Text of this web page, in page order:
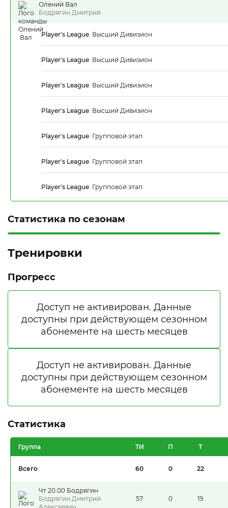
Олений Вал
Бодрягин Дмитрий
Player's League. Высший Дивизион
Player's League. Высший Дивизион
Player's League. Высший Дивизион
Player's League. Высший Дивизион
Player's League. Групповой этап
Player's League. Групповой этап
Player's League. Групповой этап
Статистика по сезонам
Тренировки
Прогресс
Статистика
Группа ТИ П Т
Всего 60 0 22
Чт 20.00 Бодрягин
Бодрягин Дмитрий
57 0 19